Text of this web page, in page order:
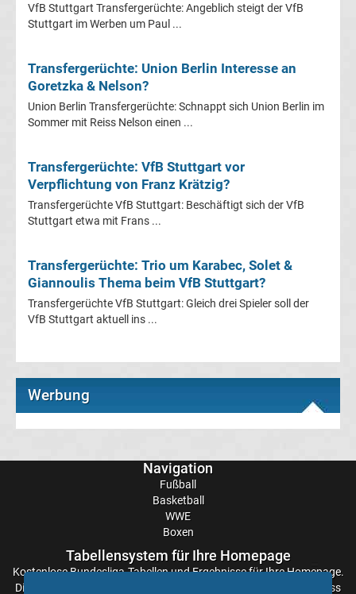
Dynamo
Dresden
Transfergerüchte
Transfergerüchte
Eintracht
Transfergerüchte
Energie
VfB Stuttgart Transfergerüchte: Angeblich steigt der VfB
Stuttgart im Werben um Paul ...
Transfergerüchte: Union Berlin Interesse an
Goretzka & Nelson?
Union Berlin Transfergerüchte: Schnappt sich Union Berlin im
Sommer mit Reiss Nelson einen ...
Transfergerüchte: VfB Stuttgart vor
Verpflichtung von Franz Krätzig?
Transfergerüchte VfB Stuttgart: Beschäftigt sich der VfB
Stuttgart etwa mit Frans ...
Transfergerüchte: Trio um Karabec, Solet &
Giannoulis Thema beim VfB Stuttgart?
Transfergerüchte VfB Stuttgart: Gleich drei Spieler soll der
VfB Stuttgart aktuell ins ...
Werbung
Navigation
Fußball
Basketball
WWE
Boxen
Tabellensystem für Ihre Homepage
KostenloseBundesliga-Tabellenund Ergebnisse für Ihre Homepage.
Die Aktualisierung der Ergebnisse erfolgt alle paar Minuten, sodass